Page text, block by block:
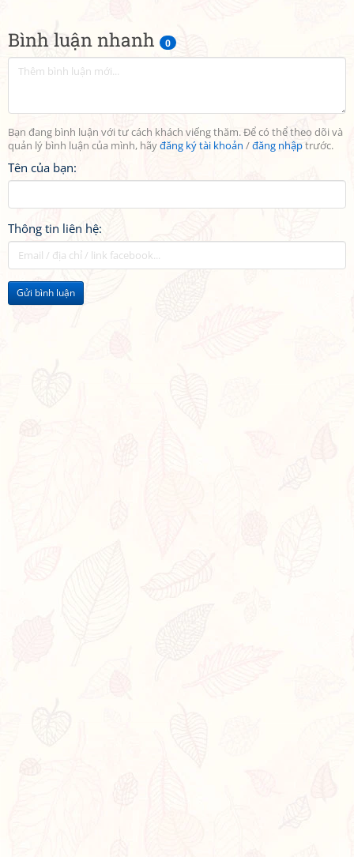
Bình luận nhanh 0
Bạn đang bình luận với tư cách khách viếng thăm. Để có thể theo dõi và
quản lý bình luận của mình, hãyđăng ký tài khoản /đăng nhậptrước.
Tên của bạn:
Thông tin liên hệ:
Gửi bình luận